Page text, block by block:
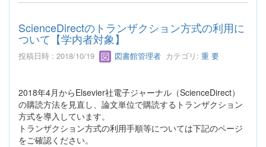
ScienceDirectのトランザクション方式の利用に
ついて【学内者対象】
投稿日時 : 2018/10/19 図書館管理者 カテゴリ: 重 要
2018年4月からElsevier社電子ジャーナル（ScienceDirect）
の購読方法を見直し、論文単位で購読するトランザクション
方式を導入しています。
トランザクション方式の利用手順等については下記のページ
をご確認ください。